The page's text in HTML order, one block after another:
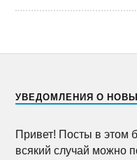
УВЕДОМЛЕНИЯ О
Привет! Посты в этом
всякий случай можно